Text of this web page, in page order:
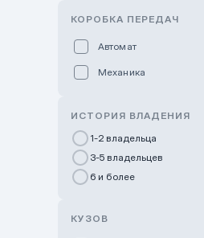
GWM Nurly Zhol
Chery Astana
КОРОБКА ПЕРЕДАЧ
Автомат
Механика
ИСТОРИЯ ВЛАДЕНИЯ
1-2 владельца
3-5 владельцев
6 и более
КУЗОВ